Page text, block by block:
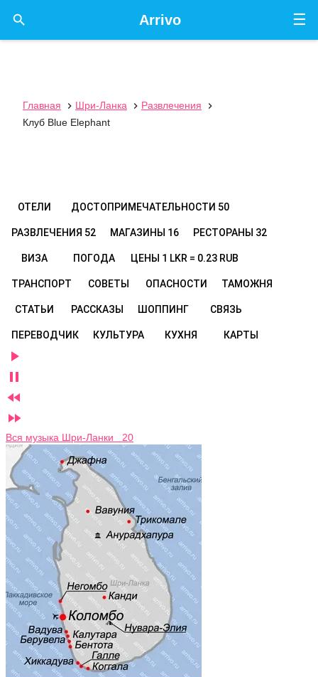
☰
Arrivo

Главная  Шри-Ланка  Развлечения

Клуб Blue Elephant
ОТЕЛИ ДОСТОПРИМЕЧАТЕЛЬНОСТИ 50
РАЗВЛЕЧЕНИЯ 52 МАГАЗИНЫ 16 РЕСТОРАНЫ 32
ВИЗА ПОГОДА ЦЕНЫ 1 LKR = 0.23 RUB
ТРАНСПОРТ СОВЕТЫ ОПАСНОСТИ ТАМОЖНЯ
СТАТЬИ РАССКАЗЫ ШОППИНГ СВЯЗЬ
ПЕРЕВОДЧИК КУЛЬТУРА КУХНЯ КАРТЫ




Вся музыка Шри-Ланки 20